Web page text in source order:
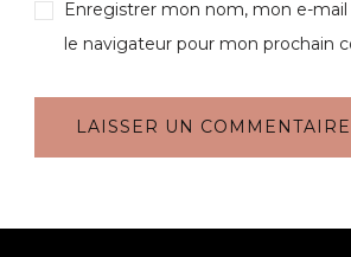
Enregistrer mon nom, mon e-
le navigateur pour mon prochain